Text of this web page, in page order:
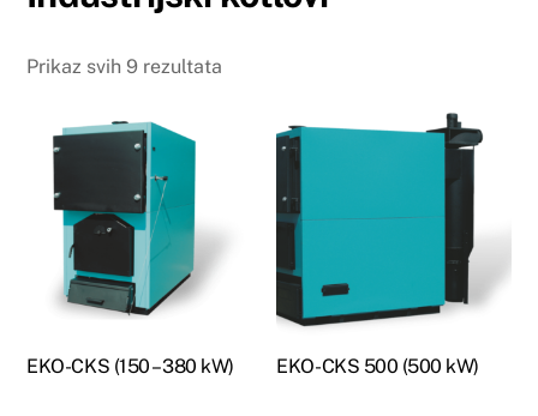
Prikaz svih 9 rezultata
EKO-CKS (150 – 380 kW) EKO-CKS 500 (500 kW)